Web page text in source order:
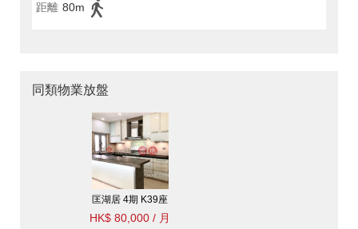
距離 80m
同類物業放盤
匡湖居 4期 K39座
HK$ 80,000 / 月